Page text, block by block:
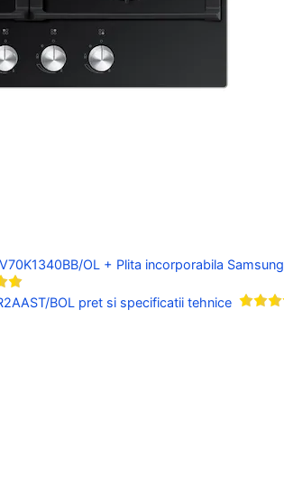
OL + Plita incorporabila Samsung
BOL pret si specificatii tehnice